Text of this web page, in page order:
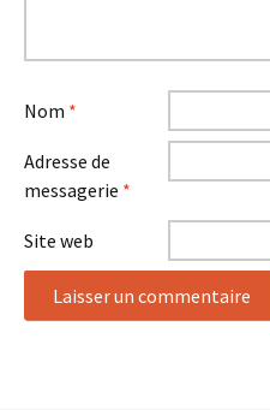
Nom *
Adresse de
messagerie *
Site web